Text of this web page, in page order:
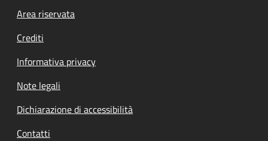
Footer menu
Area riservata
Crediti
Informativa privacy
Note legali
Dichiarazione di accessibilità
Contatti